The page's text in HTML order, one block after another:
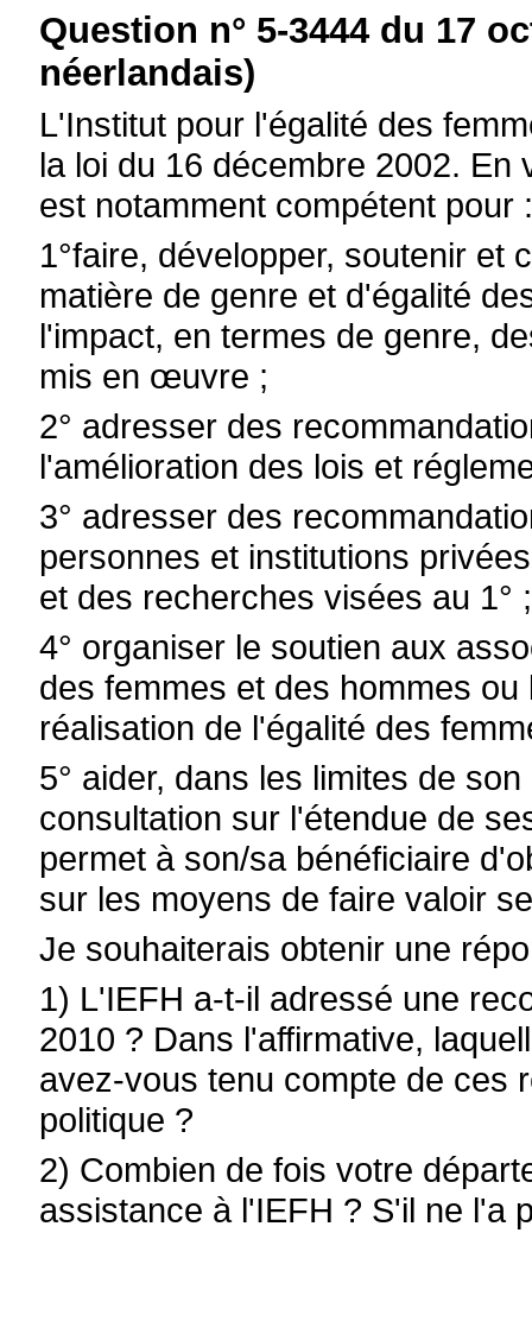
Question n° 5-3444 du 17
néerlandais)
L'Institut pour l'égalité des
la loi du 16 décembre 2002.
est notamment compétent pour
1°faire, développer, soutenir et
matière de genre et d'égalité
l'impact, en termes de genre,
mis en œuvre ;
2° adresser des
l'amélioration des lois et
3° adresser des
personnes et institutions
et des recherches visées au 1° ;
4° organiser le soutien aux
des femmes et des hommes
réalisation de l'égalité des
5° aider, dans les limites de
consultation sur l'étendue de
permet à son/sa bénéficiaire
sur les moyens de faire valoir
Je souhaiterais obtenir une
1) L'IEFH a-t-il adressé une
2010 ? Dans l'affirmative,
avez-vous tenu compte de ces
politique ?
2) Combien de fois votre
assistance à l'IEFH ? S'il ne l'a